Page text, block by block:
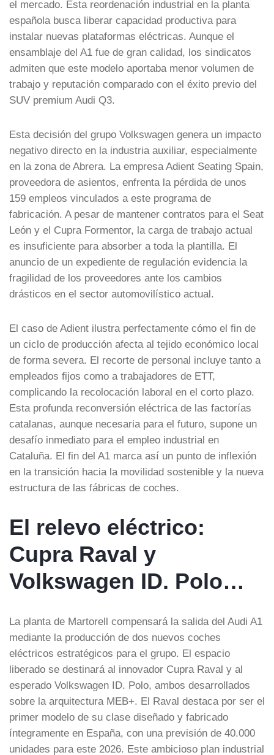
el mercado. Esta reordenación industrial en la planta
española busca liberar capacidad productiva para
instalar nuevas plataformas eléctricas. Aunque el
ensamblaje del A1 fue de gran calidad, los sindicatos
admiten que este modelo aportaba menor volumen de
trabajo y reputación comparado con el éxito previo del
SUV premium Audi Q3.
Esta decisión del grupo Volkswagen genera un impacto
negativo directo en la industria auxiliar, especialmente
en la zona de Abrera. La empresa Adient Seating Spain,
proveedora de asientos, enfrenta la pérdida de unos
159 empleos vinculados a este programa de
fabricación. A pesar de mantener contratos para el Seat
León y el Cupra Formentor, la carga de trabajo actual
es insuficiente para absorber a toda la plantilla. El
anuncio de un expediente de regulación evidencia la
fragilidad de los proveedores ante los cambios
drásticos en el sector automovilístico actual.
El caso de Adient ilustra perfectamente cómo el fin de
un ciclo de producción afecta al tejido económico local
de forma severa. El recorte de personal incluye tanto a
empleados fijos como a trabajadores de ETT,
complicando la recolocación laboral en el corto plazo.
Esta profunda reconversión eléctrica de las factorías
catalanas, aunque necesaria para el futuro, supone un
desafío inmediato para el empleo industrial en
Cataluña. El fin del A1 marca así un punto de inflexión
en la transición hacia la movilidad sostenible y la nueva
estructura de las fábricas de coches.
El relevo eléctrico:
Cupra Raval y
Volkswagen ID. Polo…
La planta de Martorell compensará la salida del Audi A1
mediante la producción de dos nuevos coches
eléctricos estratégicos para el grupo. El espacio
liberado se destinará al innovador Cupra Raval y al
esperado Volkswagen ID. Polo, ambos desarrollados
sobre la arquitectura MEB+. El Raval destaca por ser el
primer modelo de su clase diseñado y fabricado
íntegramente en España, con una previsión de 40.000
unidades para este 2026. Este ambicioso plan industrial